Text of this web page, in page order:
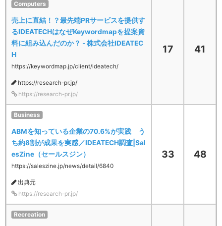
Computers
売上に直結！？最先端PRサービスを提供す
るIDEATECHはなぜKeywordmapを提案資
料に組み込んだのか？ - 株式会社IDEATEC
H
https://keywordmap.jp/client/ideatech/
https://research-pr.jp/
https://research-pr.jp/
17 41
Business
ABMを知っている企業の70.6%が実践 う
ち約8割が成果を実感／IDEATECH調査|Sal
esZine（セールスジン）
https://saleszine.jp/news/detail/6840
出典元
https://research-pr.jp/
33 48
Recreation